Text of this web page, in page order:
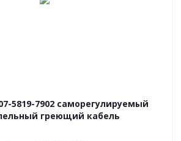
5819-7902 саморегулируемый
греющий кабель